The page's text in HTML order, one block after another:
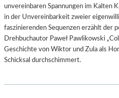
unvereinbaren Spannungen im Kalten
in der Unvereinbarkeit zweier
faszinierenden Sequenzen erzählt der
Drehbuchautor Paweł Pawlikowski
Geschichte von Wiktor und Zula als
Schicksal durchschimmert.